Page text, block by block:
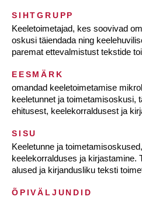
SIHTGRUPP
Keeletoimetajad, kes soovivad
oskusi täiendada ning
paremat ettevalmistust tekstide
EESMÄRK
omandad keeletoimetamise
keeletunnet ja toimetamisoskusi,
ehitusest, keelekorraldusest ja
SISU
Keeletunne ja
keelekorralduses ja kirjastamine.
alused ja kirjandusliku teksti
ÕPIVÄLJUNDID